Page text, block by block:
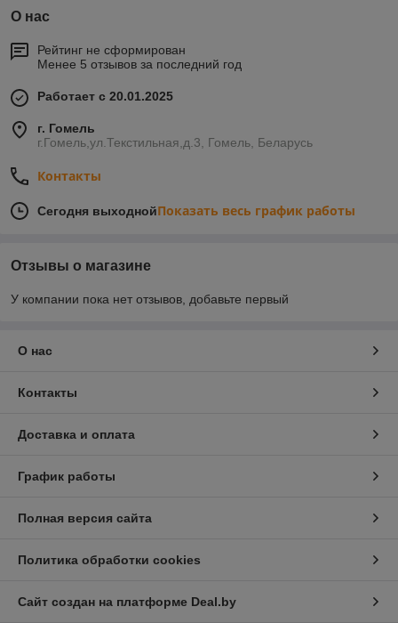
О нас
Рейтинг не сформирован
Менее 5 отзывов за последний год
Работает с 20.01.2025
г. Гомель
г.Гомель,ул.Текстильная,д.3, Гомель, Беларусь
Контакты
Сегодня выходнойПоказать весь график работы
Отзывы о магазине
У компании пока нет отзывов, добавьте первый
О нас
Контакты
Доставка и оплата
График работы
Полная версия сайта
Политика обработки cookies
Сайт создан на платформе Deal.by